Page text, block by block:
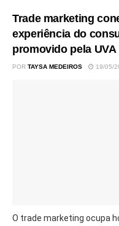
Trade marketing
experiência do
promovido pela UVA
POR TAYSA MEDEIROS 19/05/
O trade marketing ocupa